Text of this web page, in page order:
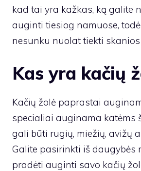
kad tai yra kažkas, ką galite
auginti tiesiog namuose,
nesunku nuolat tiekti skanios
Kas yra kačių
Kačių žolė paprastai
specialiai auginama katėms
gali būti rugių, miežių, avižų
Galite pasirinkti iš daugybės
pradėti auginti savo kačių